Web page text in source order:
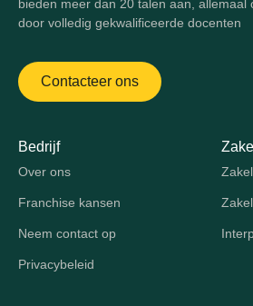
bieden meer dan 20 talen aan, allemaal
door volledig gekwalificeerde docenten
Contacteer ons
Bedrijf
Over ons
Franchise kansen
Neem contact op
Privacybeleid